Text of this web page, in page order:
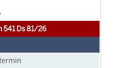
541 Ds 81/26